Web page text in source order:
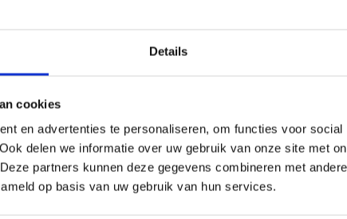
Details
cookies
en advertenties te personaliseren, om functies voor
delen we informatie over uw gebruik van onze site met
partners kunnen deze gegevens combineren met
op basis van uw gebruik van hun services.
en herbruikbaar drinken. De roestvrijstalen
en extra grip tijdens het vasthouden.
thee beter vast te houden, zodat je langer van je
knoeien. Met een inhoud van 380 ml is deze